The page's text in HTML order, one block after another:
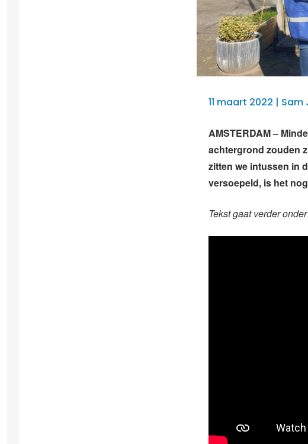
11 maart 2022 | Sam
AMSTERDAM –
achtergrond zouden
zitten we intussen in
versoepeld, is het
Tekst gaat verder